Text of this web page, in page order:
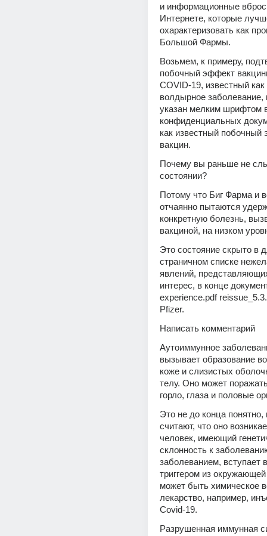
и информационные
Интернете, которые
охарактеризовать как
Большой Фармы.
Возьмем, к примеру,
побочный эффект
COVID-19, известный
волдырное заболевание,
указан мелким шрифтом
конфиденциальных
как известный побочный
вакцин.
Почему вы раньше не
состоянии?
Потому что Биг Фарма и
отчаянно пытаются
конкретную болезнь,
вакциной, на низком
Это состояние скрыто в
страничном списке
явлений,
интерес, в конце
experience.pdf
Pfizer.
Написать комментарий
Аутоиммунное
вызывает образование
коже и слизистых
телу. Оно может
горло, глаза и половые
Это не до конца понятно,
считают, что оно
человек, имеющий
склонность к
заболеванием, вступает
триггером из
может быть химическое
лекарство, например,
Covid-19.
Разрушенная иммунная